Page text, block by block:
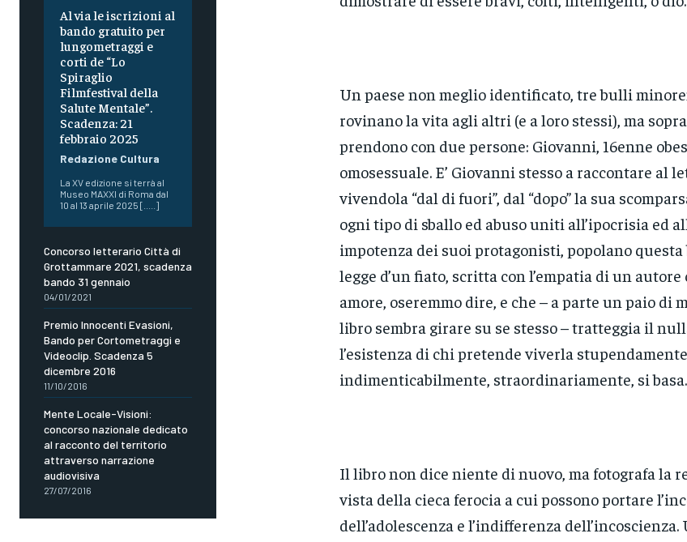
Al via le iscrizioni al
bando gratuito per
lungometraggi e
corti de “Lo
Spiraglio
Filmfestival della
Salute Mentale”.
Scadenza: 21
febbraio 2025
Redazione Cultura
La XV edizione si terrà al
Museo MAXXI di Roma dal
10 al 13 aprile 2025 [.....]
Concorso letterario Città di
Grottammare 2021, scadenza
bando 31 gennaio
04/01/2021
Premio Innocenti Evasioni,
Bando per Cortometraggi e
Videoclip. Scadenza 5
dicembre 2016
11/10/2016
Mente Locale-Visioni:
concorso nazionale dedicato
al racconto del territorio
attraverso narrazione
audiovisiva
27/07/2016
Un paese non meglio identificato, tre bulli
rovinano la vita agli altri (e a loro stessi), ma
prendono con due persone: Giovanni, 16enne
omosessuale. E’ Giovanni stesso a raccontare al
vivendola “dal di fuori”, dal “dopo” la sua
ogni tipo di sballo ed abuso uniti all’ipocrisia ed
impotenza dei suoi protagonisti, popolano
legge d’un fiato, scritta con l’empatia di un
amore, oseremmo dire, e che – a parte un paio di
libro sembra girare su se stesso – tratteggia il
l’esistenza di chi pretende viverla stupendamente,
indimenticabilmente, straordinariamente, si basa.
Il libro non dice niente di nuovo, ma fotografa la
vista della cieca ferocia a cui possono portare
dell’adolescenza e l’indifferenza dell’incoscienza.